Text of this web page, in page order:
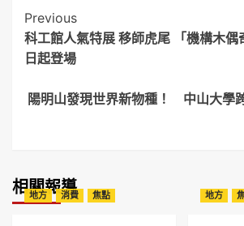
Post
Navigation
Previous
科工館人氣特展 移師虎尾 「機構木偶
日起登場
陽明山發現世界新物種！ 中山大學
相關報導
地方 消費 焦點 地方